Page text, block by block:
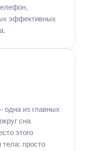
эффективных
одна из главных
сна
этого
тела: просто